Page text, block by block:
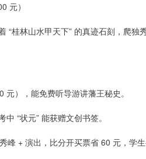
元）​
“桂林山水甲天下” 的真迹石刻，爬
元），能免费听导游讲藩王秘史。​
“状元” 能获赠文创书签。​
峰 + 演出，比分开买票省 60 元，学生